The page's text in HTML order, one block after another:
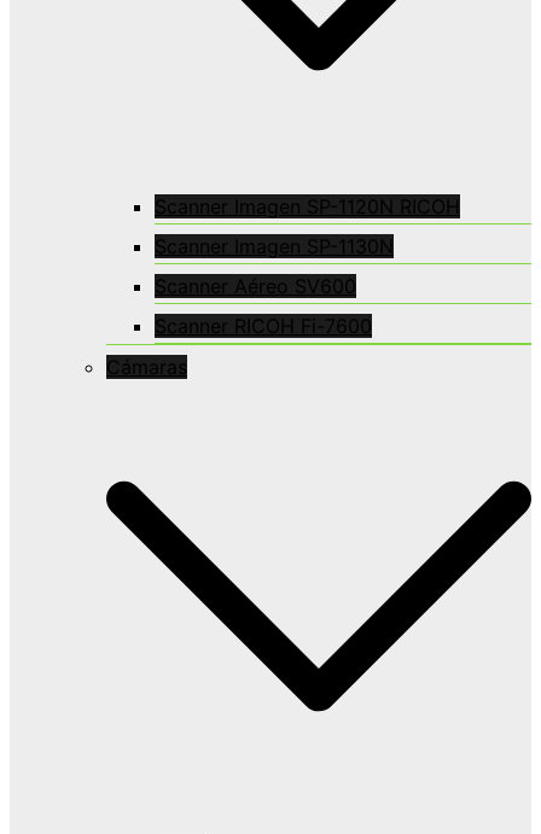
Scanner Imagen SP-1120N RICOH
Scanner Imagen SP-1130N
Scanner Aéreo SV600
Scanner RICOH Fi-7600
Cámaras